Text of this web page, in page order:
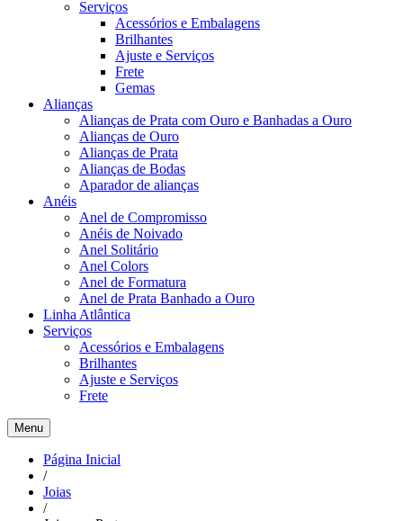
Serviços
Acessórios e Embalagens
Brilhantes
Ajuste e Serviços
Frete
Gemas
Alianças
Alianças de Prata com Ouro e Banhadas a Ouro
Alianças de Ouro
Alianças de Prata
Alianças de Bodas
Aparador de alianças
Anéis
Anel de Compromisso
Anéis de Noivado
Anel Solitário
Anel Colors
Anel de Formatura
Anel de Prata Banhado a Ouro
Linha Atlântica
Serviços
Acessórios e Embalagens
Brilhantes
Ajuste e Serviços
Frete
Menu
Página Inicial
/
Joias
/